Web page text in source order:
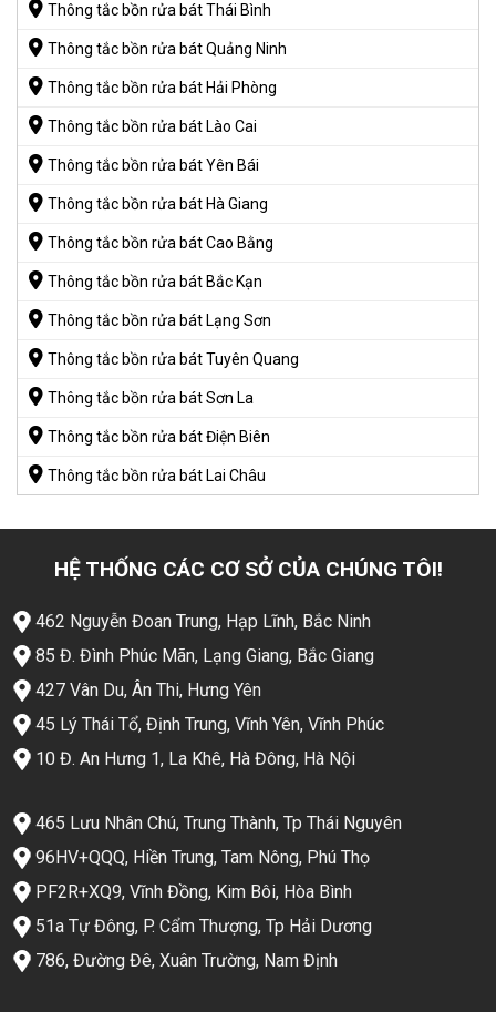
Thông tắc bồn rửa bát Thái Bình
Thông tắc bồn rửa bát Quảng Ninh
Thông tắc bồn rửa bát Hải Phòng
Thông tắc bồn rửa bát Lào Cai
Thông tắc bồn rửa bát Yên Bái
Thông tắc bồn rửa bát Hà Giang
Thông tắc bồn rửa bát Cao Bằng
Thông tắc bồn rửa bát Bắc Kạn
Thông tắc bồn rửa bát Lạng Sơn
Thông tắc bồn rửa bát Tuyên Quang
Thông tắc bồn rửa bát Sơn La
Thông tắc bồn rửa bát Điện Biên
Thông tắc bồn rửa bát Lai Châu
HỆ THỐNG CÁC CƠ SỞ CỦA CHÚNG TÔI!
462 Nguyễn Đoan Trung, Hạp Lĩnh, Bắc Ninh
85 Đ. Đình Phúc Mãn, Lạng Giang, Bắc Giang
427 Vân Du, Ân Thi, Hưng Yên
45 Lý Thái Tổ, Định Trung, Vĩnh Yên, Vĩnh Phúc
10 Đ. An Hưng 1, La Khê, Hà Đông, Hà Nội
465 Lưu Nhân Chú, Trung Thành, Tp Thái Nguyên
96HV+QQQ, Hiền Trung, Tam Nông, Phú Thọ
PF2R+XQ9, Vĩnh Đồng, Kim Bôi, Hòa Bình
51a Tự Đông, P. Cẩm Thượng, Tp Hải Dương
786, Đường Đê, Xuân Trường, Nam Định